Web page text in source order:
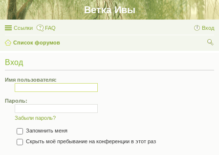
Ветка Ивы
Ссылки FAQ Вход
Список форумов
Вход
Имя пользователя:
Пароль:
Забыли пароль?
Запомнить меня
Скрыть моё пребывание на конференции в этот раз